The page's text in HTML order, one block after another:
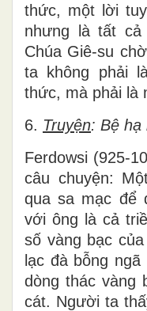
thức, một lời
nhưng là tất cả
Chúa Giê-su
ta không phải
thức, mà phải là
6. Truyện: Bệ hạ
Ferdowsi (925-
câu chuyện:
qua sa mạc để
với ông là cả
số vàng bạc
lạc đà bỗng
dòng thác vàng
cát. Người ta